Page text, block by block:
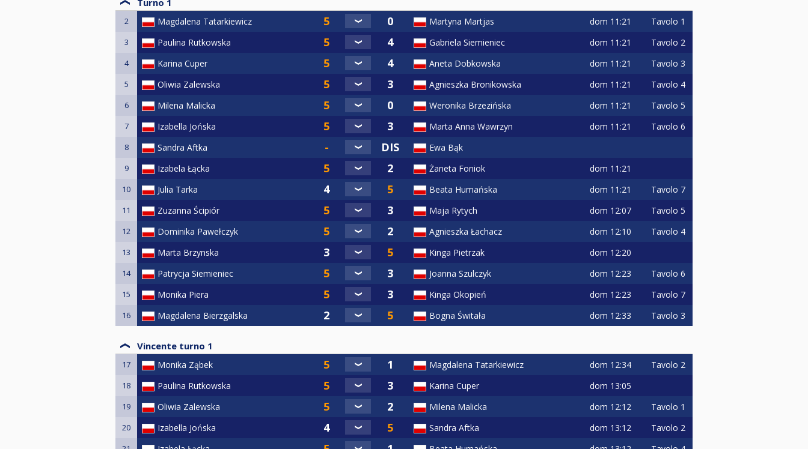
Turno 1
2 Magdalena Tatarkiewicz Martyna Martjas dom 11:21 Tavolo 1
3 Paulina Rutkowska Gabriela Siemieniec dom 11:21 Tavolo 2
4 Karina Cuper Aneta Dobkowska dom 11:21 Tavolo 3
5 Oliwia Zalewska Agnieszka Bronikowska dom 11:21 Tavolo 4
6 Milena Malicka Weronika Brzezińska dom 11:21 Tavolo 5
7 Izabella Jońska Marta Anna Wawrzyn dom 11:21 Tavolo 6
8 Sandra Aftka Ewa Bąk
9 Izabela Łącka Żaneta Foniok dom 11:21
10 Julia Tarka Beata Humańska dom 11:21 Tavolo 7
11 Zuzanna Ścipiór Maja Rytych dom 12:07 Tavolo 5
12 Dominika Pawełczyk Agnieszka Łachacz dom 12:10 Tavolo 4
13 Marta Brzynska Kinga Pietrzak dom 12:20
14 Patrycja Siemieniec Joanna Szulczyk dom 12:23 Tavolo 6
15 Monika Piera Kinga Okopień dom 12:23 Tavolo 7
16 Magdalena Bierzgalska Bogna Świtała dom 12:33 Tavolo 3
Vincente turno 1
17 Monika Ząbek Magdalena Tatarkiewicz dom 12:34 Tavolo 2
18 Paulina Rutkowska Karina Cuper dom 13:05
19 Oliwia Zalewska Milena Malicka dom 12:12 Tavolo 1
20 Izabella Jońska Sandra Aftka dom 13:12 Tavolo 2